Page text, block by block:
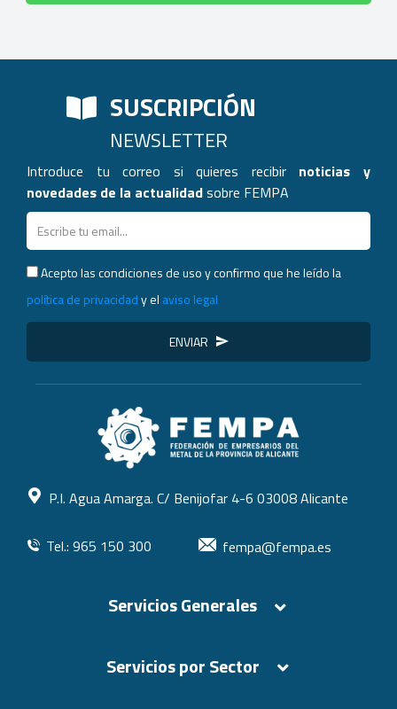
SUSCRIPCIÓN
NEWSLETTER
Introduce tu correo si quieres recibir noticias y
novedades de la actualidadsobre FEMPA
Acepto las condiciones de uso y confirmo que he leído la
política de privacidady el aviso legal
ENVIAR
P.I. Agua Amarga. C/ Benijofar 4-6 03008 Alicante
Tel.: 965 150 300 fempa@fempa.es
Servicios Generales
Servicios por Sector